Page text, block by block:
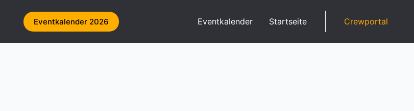
Eventkalender 2026 Eventkalender Startseite Crewportal